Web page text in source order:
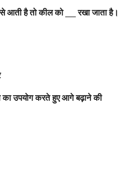
सेआतीहैतोकीलको ___रखाजाताहै।
काउपयोगकरतेहुएआगेबढ़ानेकी